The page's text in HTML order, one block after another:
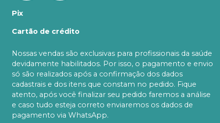
Pix
Cartão de crédito
Nossas vendas são exclusivas para profissionais da saúde
devidamente habilitados. Por isso, o pagamento e envio
só são realizados após a confirmação dos dados
cadastrais e dos itens que constam no pedido. Fique
atento, após você finalizar seu pedido faremos a análise
e caso tudo esteja correto enviaremos os dados de
pagamento via WhatsApp.